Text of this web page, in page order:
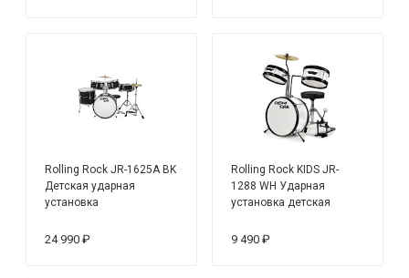
Rolling Rock JR-1625A BK
Детская ударная
установка
24 990 ₽
Rolling Rock KIDS JR-
1288 WH Ударная
установка детская
9 490 ₽